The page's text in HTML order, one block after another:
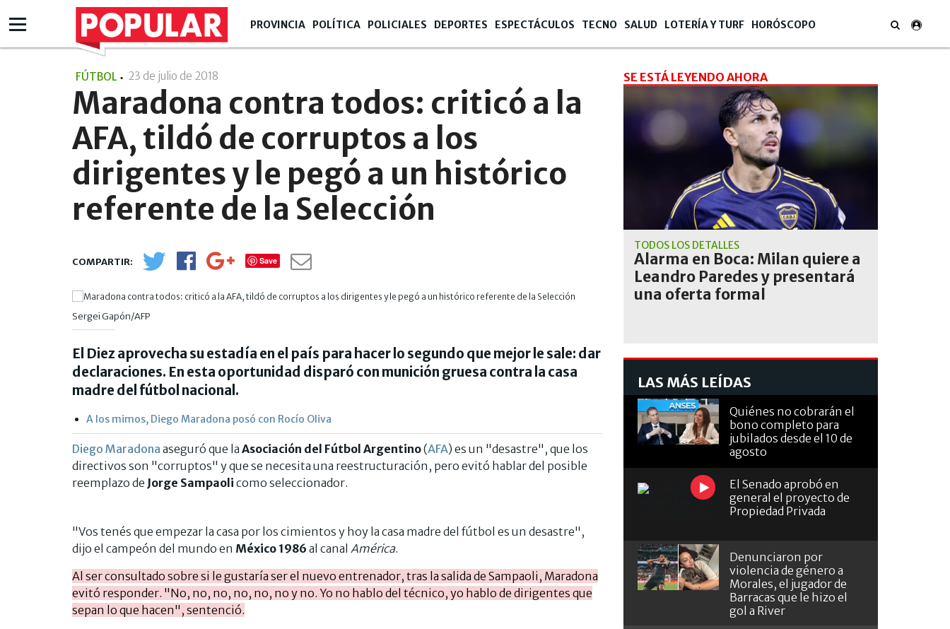
PROVINCIA POLÍTICA POLICIALES DEPORTES ESPECTÁCULOS TECNO SALUD LOTERÍA Y TURF HORÓSCOPO
FÚTBOL 23 de julio de 2018
Maradona contra todos: criticó a la
AFA, tildó de corruptos a los
dirigentes y le pegó a un histórico
referente de la Selección
Save
Sergei Gapón/AFP
El Diez aprovecha su estadía en el país para hacer lo segundo que mejor le sale: dar
declaraciones. En esta oportunidad disparó con munición gruesa contra la casa
madre del fútbol nacional.
A los mimos, Diego Maradona posó con Rocío Oliva
Diego Maradona aseguró que la Asociación del Fútbol Argentino(AFA) es un "desastre", que los
directivos son "corruptos" y que se necesita una reestructuración, pero evitó hablar del posible
reemplazo de Jorge Sampaoli como seleccionador.
"Vos tenés que empezar la casa por los cimientos y hoy la casa madre del fútbol es un desastre",
dijo el campeón del mundo en México 1986 al canal América.
Al ser consultado sobre si le gustaría ser el nuevo entrenador, tras la salida de Sampaoli, Maradona
evitó responder. "No, no, no, no, no, no y no. Yo no hablo del técnico, yo hablo de dirigentes que
sepan lo que hacen", sentenció.
SE ESTÁ LEYENDO AHORA
TODOS LOS DETALLES
Alarma en Boca: Milan quiere a
Leandro Paredes y presentará
una oferta formal
LAS MÁS LEÍDAS
Quiénes no cobrarán el
bono completo para
jubilados desde el 10 de
agosto
El Senado aprobó en
general el proyecto de
Propiedad Privada
Denunciaron por
violencia de género a
Morales, el jugador de
Barracas que le hizo el
gol a River